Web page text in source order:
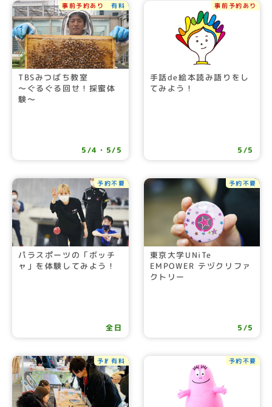
事前予約あり有料
TBSみつばち教室
～ぐるぐる回せ！採蜜体
験～
5/4・5/5
事前予約あり
手話de絵本読み語りをし
てみよう！
5/5
予約不要
パラスポーツの「ボッチ
ャ」を体験してみよう！
全日
予約不要
東京大学UNiTe
EMPOWER テヅクリファ
クトリー
5/5
予約不要
有料 予約不要